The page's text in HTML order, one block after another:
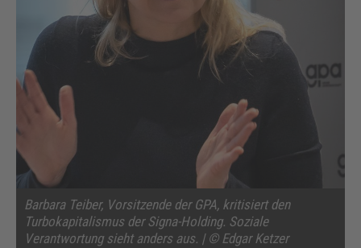
Barbara Teiber, Vorsitzende der GPA, kritisiert den
Turbokapitalismus der Signa-Holding. Soziale
Verantwortung sieht anders aus. | © Edgar Ketzer